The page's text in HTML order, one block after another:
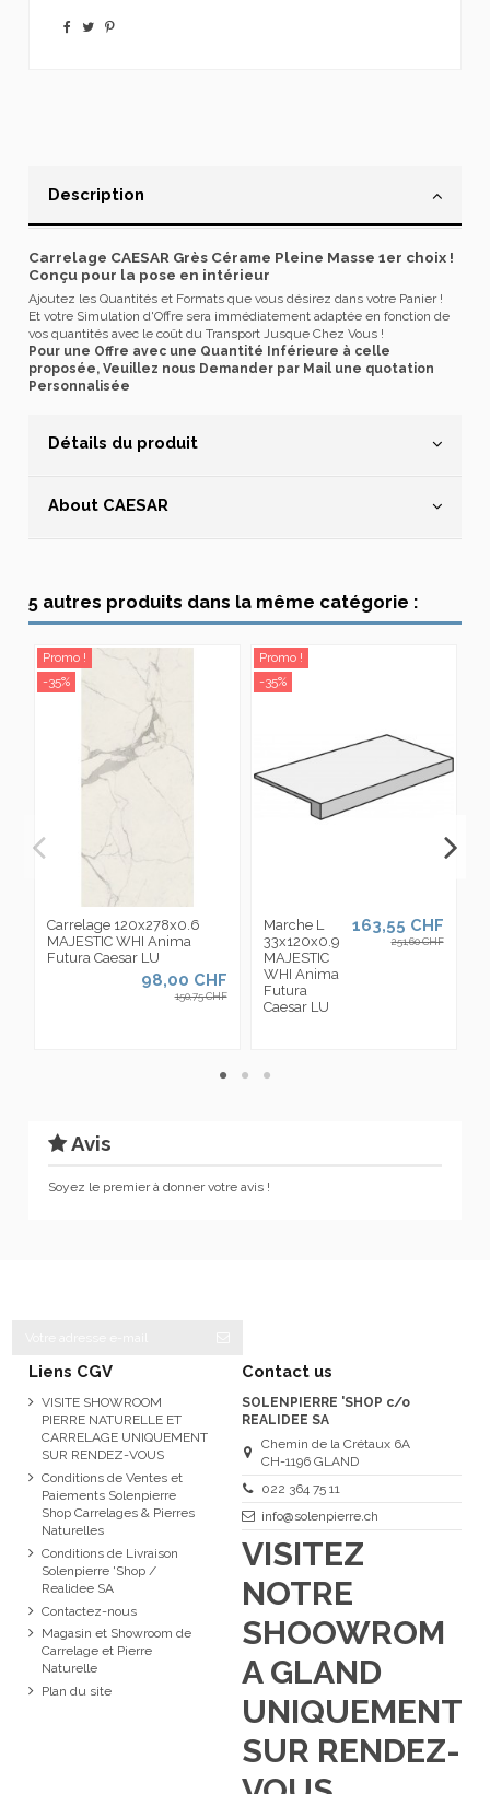
Description
Carrelage CAESAR Grès Cérame Pleine Masse 1er choix !
Conçu pour la pose en intérieur
Ajoutez les Quantités et Formats que vous désirez dans votre Panier !
Et votre Simulation d'Offre sera immédiatement adaptée en fonction de
vos quantités avec le coût du Transport Jusque Chez Vous !
Pour une Offre avec une Quantité Inférieure à celle
proposée, Veuillez nous Demander par Mail une quotation
Personnalisée
Détails du produit
About CAESAR
5 autres produits dans la même catégorie :
Promo !
-35%
Carrelage 120x278x0.6
MAJESTIC WHI Anima
Futura Caesar LU
98,00 CHF
150,75 CHF
Promo !
-35%
Marche L
33x120x0.9
MAJESTIC
WHI Anima
Futura
Caesar LU
163,55 CHF
251,60 CHF
Avis
Soyez le premier à donner votre avis !
Liens CGV
VISITE SHOWROOM
PIERRE NATURELLE ET
CARRELAGE UNIQUEMENT
SUR RENDEZ-VOUS
Conditions de Ventes et
Paiements Solenpierre
Shop Carrelages & Pierres
Naturelles
Conditions de Livraison
Solenpierre 'Shop /
Realidee SA
Contactez-nous
Magasin et Showroom de
Carrelage et Pierre
Naturelle
Plan du site
Contact us
SOLENPIERRE 'SHOP c/o
REALIDEE SA
Chemin de la Crétaux 6A
CH-1196 GLAND
022 364 75 11
info@solenpierre.ch
VISITEZ
NOTRE
SHOOWROM
A GLAND
UNIQUEMENT
SUR RENDEZ-